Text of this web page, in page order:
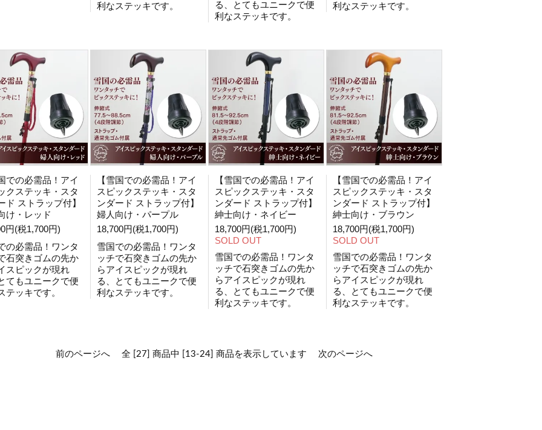
利なステッキです。
る、とてもユニークで便
利なステッキです。
利なステッキです。
での必需品！アイ
クステッキ・スタ
ド ストラップ付】
け・レッド
円(税1,700円)
の必需品！ワンタ
石突きゴムの先か
スピックが現れ
てもユニークで便
テッキです。
【雪国での必需品！アイ
スピックステッキ・スタ
ンダード ストラップ付】
婦人向け・パープル
18,700円(税1,700円)
雪国での必需品！ワンタ
ッチで石突きゴムの先か
らアイスピックが現れ
る、とてもユニークで便
利なステッキです。
【雪国での必需品！アイ
スピックステッキ・スタ
ンダード ストラップ付】
紳士向け・ネイビー
18,700円(税1,700円)
SOLD OUT
雪国での必需品！ワンタ
ッチで石突きゴムの先か
らアイスピックが現れ
る、とてもユニークで便
利なステッキです。
【雪国での必需品！アイ
スピックステッキ・スタ
ンダード ストラップ付】
紳士向け・ブラウン
18,700円(税1,700円)
SOLD OUT
雪国での必需品！ワンタ
ッチで石突きゴムの先か
らアイスピックが現れ
る、とてもユニークで便
利なステッキです。
前のページへ 全 [27] 商品中 [13-24] 商品を表示しています 次のページへ